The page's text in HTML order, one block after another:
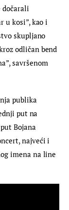
dočarali
u kosi”, kao i
skupljano
odličan bend
savršenom
publika
put na
Bojana
najveći i
imena na line